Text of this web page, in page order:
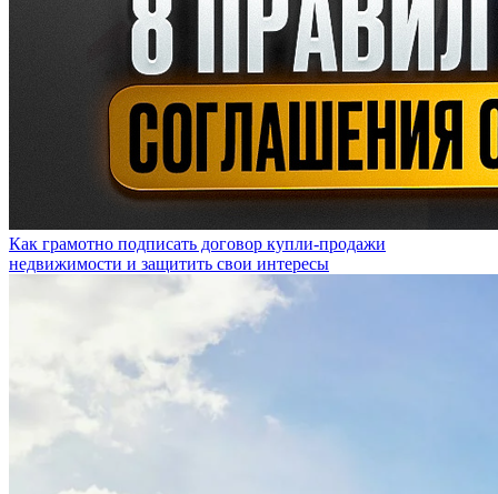
Как грамотно подписать договор купли-продажи
недвижимости и защитить свои интересы